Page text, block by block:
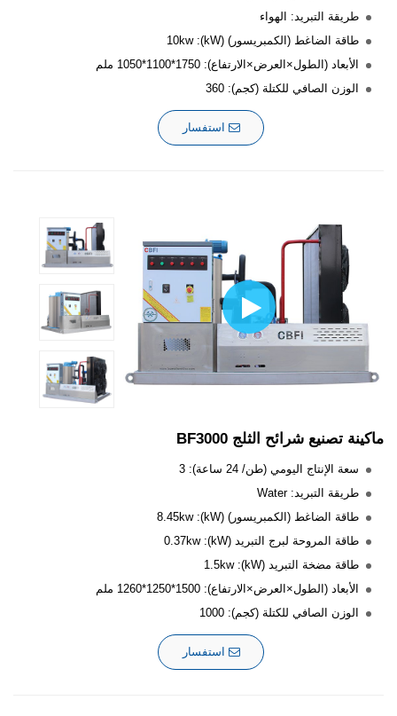
طريقة التبريد: الهواء
طاقة الضاغط (الكمبريسور) (kW): 10kw
الأبعاد (الطول×العرض×الارتفاع): 1750*1100*1050 ملم
الوزن الصافي للكتلة (كجم): 360
استفسار
ماكينة تصنيع شرائح الثلج BF3000
سعة الإنتاج اليومي (طن/ 24 ساعة): 3
طريقة التبريد: Water
طاقة الضاغط (الكمبريسور) (kW): 8.45kw
طاقة المروحة لبرج التبريد (kW): 0.37kw
طاقة مضخة التبريد (kW): 1.5kw
الأبعاد (الطول×العرض×الارتفاع): 1500*1250*1260 ملم
الوزن الصافي للكتلة (كجم): 1000
استفسار